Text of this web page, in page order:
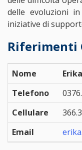
delle evoluzioni
iniziative di
Riferimenti
Nome
Telefono
Cellulare
Email